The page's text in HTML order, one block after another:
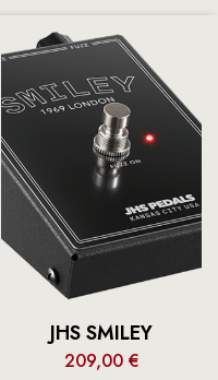
JHS SMILEY
209,00 €